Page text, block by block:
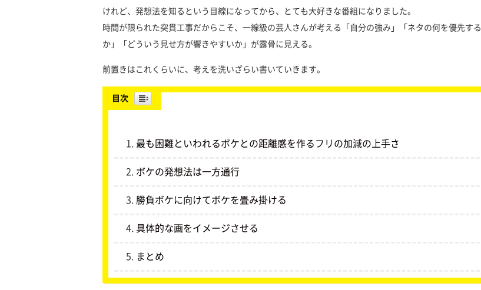
けれど、発想法を知るという目線になってから、とても大好きな番組になりました。
時間が限られた突貫工事だからこそ、一線級の芸人さんが考える「自分の強み」「ネタの何を優先する
か」「どういう見せ方が響きやすいか」が露骨に見える。
前置きはこれくらいに、考えを洗いざらい書いていきます。
目次
最も困難といわれるボケとの距離感を作るフリの加減の上手さ
ボケの発想法は一方通行
勝負ボケに向けてボケを畳み掛ける
具体的な画をイメージさせる
まとめ